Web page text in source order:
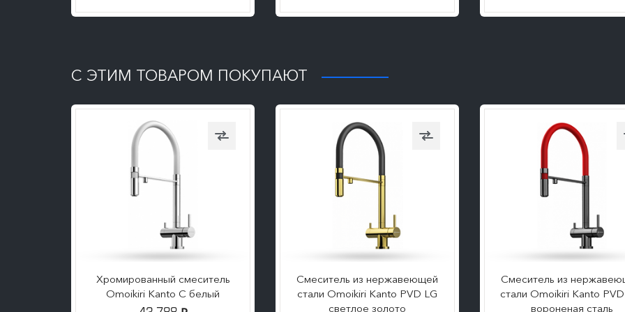
С ЭТИМ ТОВАРОМ ПОКУПАЮТ
Хромированный смеситель
Omoikiri Kanto C белый
Смеситель из нержавеющей
стали Omoikiri Kanto PVD LG
светлое золото
Смеситель из
стали Omoikiri Kanto
вороненая сталь